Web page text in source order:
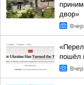
двор»
пошёл